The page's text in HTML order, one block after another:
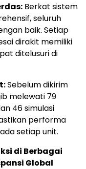
Berkat sistem
seluruh
baik. Setiap
dirakit memiliki
ditelusuri di
Sebelum dikirim
melewati 79
46 simulasi
performa
setiap unit.
di Berbagai
Global